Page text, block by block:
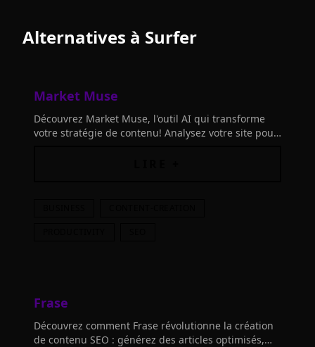
Alternatives à Surfer
Market Muse
Découvrez Market Muse, l'outil AI qui transforme
votre stratégie de contenu! Analysez votre site pour
Frase
Découvrez comment Frase révolutionne la création
de contenu SEO : générez des articles optimisés,